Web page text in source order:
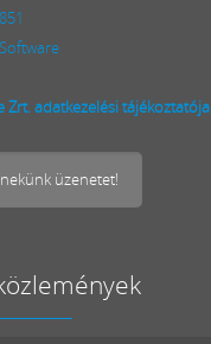
Zrt. adatkezelési tájékoztatója
üzenetet!